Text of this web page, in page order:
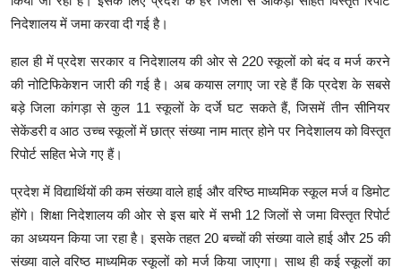
निदेशालय में जमा करवा दी गई है।
हाल ही में प्रदेश सरकार व निदेशालय की ओर से 220 स्कूलों को बंद व मर्ज करने
की नोटिफिकेशन जारी की गई है। अब कयास लगाए जा रहे हैं कि प्रदेश के सबसे
बड़े जिला कांगड़ा से कुल 11 स्कूलों के दर्जे घट सकते हैं, जिसमें तीन सीनियर
सेकेंडरी व आठ उच्च स्कूलों में छात्र संख्या नाम मात्र होने पर निदेशालय को विस्तृत
रिपोर्ट सहित भेजे गए हैं।
प्रदेश में विद्यार्थियों की कम संख्या वाले हाई और वरिष्ठ माध्यमिक स्कूल मर्ज व डिमोट
होंगे। शिक्षा निदेशालय की ओर से इस बारे में सभी 12 जिलों से जमा विस्तृत रिपोर्ट
का अध्ययन किया जा रहा है। इसके तहत 20 बच्चों की संख्या वाले हाई और 25 की
संख्या वाले वरिष्ठ माध्यमिक स्कूलों को मर्ज किया जाएगा। साथ ही कई स्कूलों का